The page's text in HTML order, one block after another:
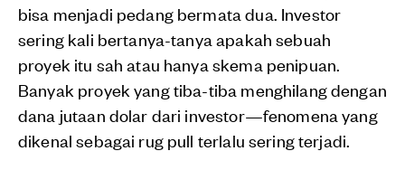
bisa menjadi pedang bermata dua. Investor
sering kali bertanya-tanya apakah sebuah
proyek itu sah atau hanya skema penipuan.
Banyak proyek yang tiba-tiba menghilang dengan
dana jutaan dolar dari investor—fenomena yang
dikenal sebagai rug pull terlalu sering terjadi.